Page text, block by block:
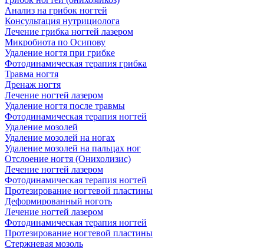
Анализ на грибок ногтей
Консультация нутрициолога
Лечение грибка ногтей лазером
Микробиота по Осипову
Удаление ногтя при грибке
Фотодинамическая терапия грибка
Травма ногтя
Дренаж ногтя
Лечение ногтей лазером
Удаление ногтя после травмы
Фотодинамическая терапия ногтей
Удаление мозолей
Удаление мозолей на ногах
Удаление мозолей на пальцах ног
Отслоение ногтя (Онихолизис)
Лечение ногтей лазером
Фотодинамическая терапия ногтей
Протезирование ногтевой пластины
Деформированный ноготь
Лечение ногтей лазером
Фотодинамическая терапия ногтей
Протезирование ногтевой пластины
Стержневая мозоль